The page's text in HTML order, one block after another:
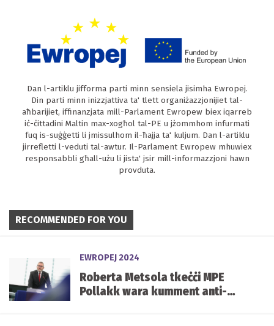
Dan l-artiklu jifforma parti minn sensiela jisimha Ewropej.
Din parti minn inizzjattiva ta' tlett organiżazzjonijiet tal-
aħbarijiet, iffinanzjata mill-Parlament Ewropew biex iqarreb
iċ-ċittadini Maltin max-xogħol tal-PE u jżommhom infurmati
fuq is-suġġetti li jmissulhom il-ħajja ta' kuljum. Dan l-artiklu
jirrefletti l-veduti tal-awtur. Il-Parlament Ewropew mhuwiex
responsabbli għall-użu li jista' jsir mill-informazzjoni hawn
provduta.
RECOMMENDED FOR YOU
EWROPEJ 2024
Roberta Metsola tkeċċi MPE
Pollakk wara kumment anti-